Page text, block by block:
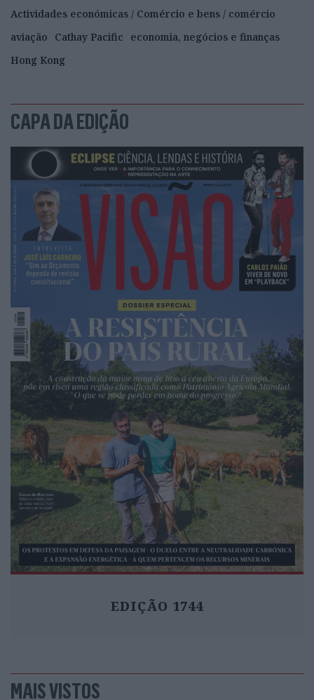
Actividades económicas / Comércio e bens / comércio
aviação
Cathay Pacific
economia, negócios e finanças
Hong Kong
CAPA DA EDIÇÃO
EDIÇÃO 1744
MAIS VISTOS